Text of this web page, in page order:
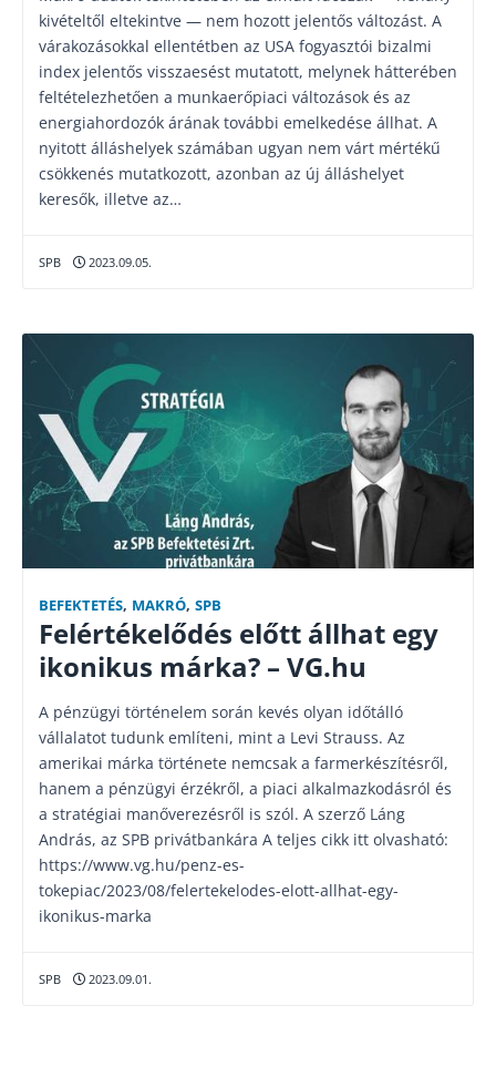
kivételtől eltekintve — nem hozott jelentős változást. A
várakozásokkal ellentétben az USA fogyasztói bizalmi
index jelentős visszaesést mutatott, melynek hátterében
feltételezhetően a munkaerőpiaci változások és az
energiahordozók árának további emelkedése állhat. A
nyitott álláshelyek számában ugyan nem várt mértékű
csökkenés mutatkozott, azonban az új álláshelyet
keresők, illetve az…
SPB 2023.09.05.
BEFEKTETÉS, MAKRÓ, SPB
Felértékelődés előtt állhat egy
ikonikus márka? – VG.hu
A pénzügyi történelem során kevés olyan időtálló
vállalatot tudunk említeni, mint a Levi Strauss. Az
amerikai márka története nemcsak a farmerkészítésről,
hanem a pénzügyi érzékről, a piaci alkalmazkodásról és
a stratégiai manőverezésről is szól. A szerző Láng
András, az SPB privátbankára A teljes cikk itt olvasható:
https://www.vg.hu/penz-es-
tokepiac/2023/08/felertekelodes-elott-allhat-egy-
ikonikus-marka
SPB 2023.09.01.